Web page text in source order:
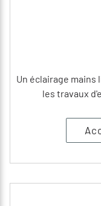
Un éclairage mains
les travaux